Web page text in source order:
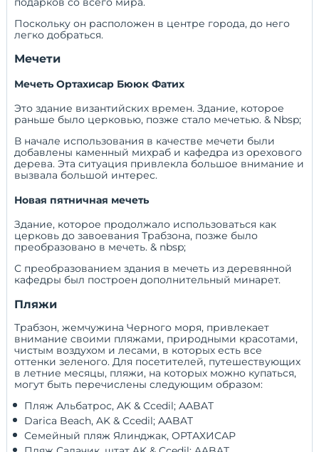
Поскольку он расположен в центре города, до него
легко добраться.
Мечети
Мечеть Ортахисар Бююк Фатих
Это здание византийских времен. Здание, которое
раньше было церковью, позже стало мечетью. & Nbsp;
В начале использования в качестве мечети были
добавлены каменный михраб и кафедра из орехового
дерева. Эта ситуация привлекла большое внимание и
вызвала большой интерес.
Новая пятничная мечеть
Здание, которое продолжало использоваться как
церковь до завоевания Трабзона, позже было
преобразовано в мечеть. & nbsp;
С преобразованием здания в мечеть из деревянной
кафедры был построен дополнительный минарет.
Пляжи
Трабзон, жемчужина Черного моря, привлекает
внимание своими пляжами, природными красотами,
чистым воздухом и лесами, в которых есть все
оттенки зеленого. Для посетителей, путешествующих
в летние месяцы, пляжи, на которых можно купаться,
могут быть перечислены следующим образом:
Пляж Альбатрос, AK & Ccedil; AABAT
Darica Beach, AK & Ccedil; AABAT
Семейный пляж Ялинджак, ОРТАХИСАР